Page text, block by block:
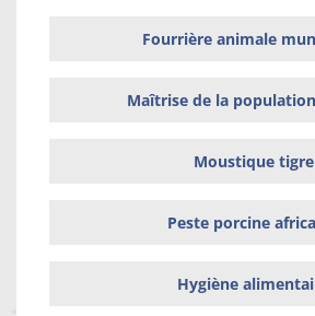
Fourrière animale
Maîtrise de la
Moustique tigre
Peste porcine
Hygiène